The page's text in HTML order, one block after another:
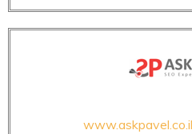
www.askpavel.co.il